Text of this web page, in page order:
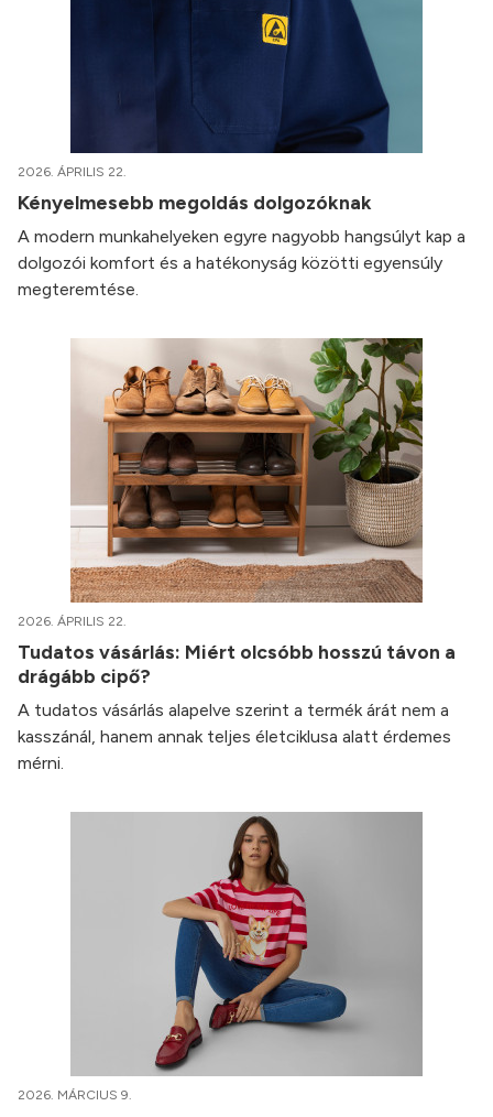
2026. ÁPRILIS 22.
Kényelmesebb megoldás dolgozóknak
A modern munkahelyeken egyre nagyobb hangsúlyt kap a
dolgozói komfort és a hatékonyság közötti egyensúly
megteremtése.
2026. ÁPRILIS 22.
Tudatos vásárlás: Miért olcsóbb hosszú távon a
drágább cipő?
A tudatos vásárlás alapelve szerint a termék árát nem a
kasszánál, hanem annak teljes életciklusa alatt érdemes
mérni.
2026. MÁRCIUS 9.